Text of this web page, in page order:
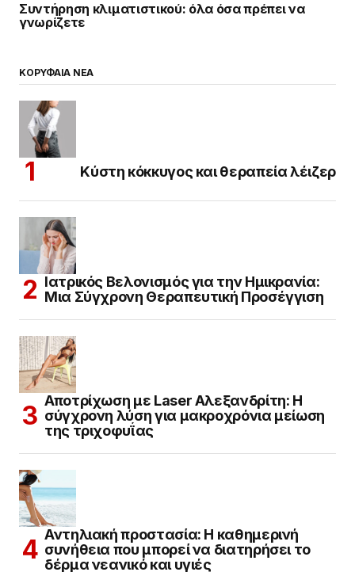
Συντήρηση κλιματιστικού: όλα όσα πρέπει να
γνωρίζετε
ΚΟΡΥΦΑΙΑ ΝΕΑ
Κύστη κόκκυγος και θεραπεία λέιζερ
Ιατρικός Βελονισμός για την Ημικρανία:
Μια Σύγχρονη Θεραπευτική Προσέγγιση
Αποτρίχωση με Laser Αλεξανδρίτη: Η
σύγχρονη λύση για μακροχρόνια μείωση
της τριχοφυΐας
Αντηλιακή προστασία: Η καθημερινή
συνήθεια που μπορεί να διατηρήσει το
δέρμα νεανικό και υγιές